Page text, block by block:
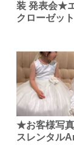
装 発表会★
クローゼット
★お客様写
スレンタル